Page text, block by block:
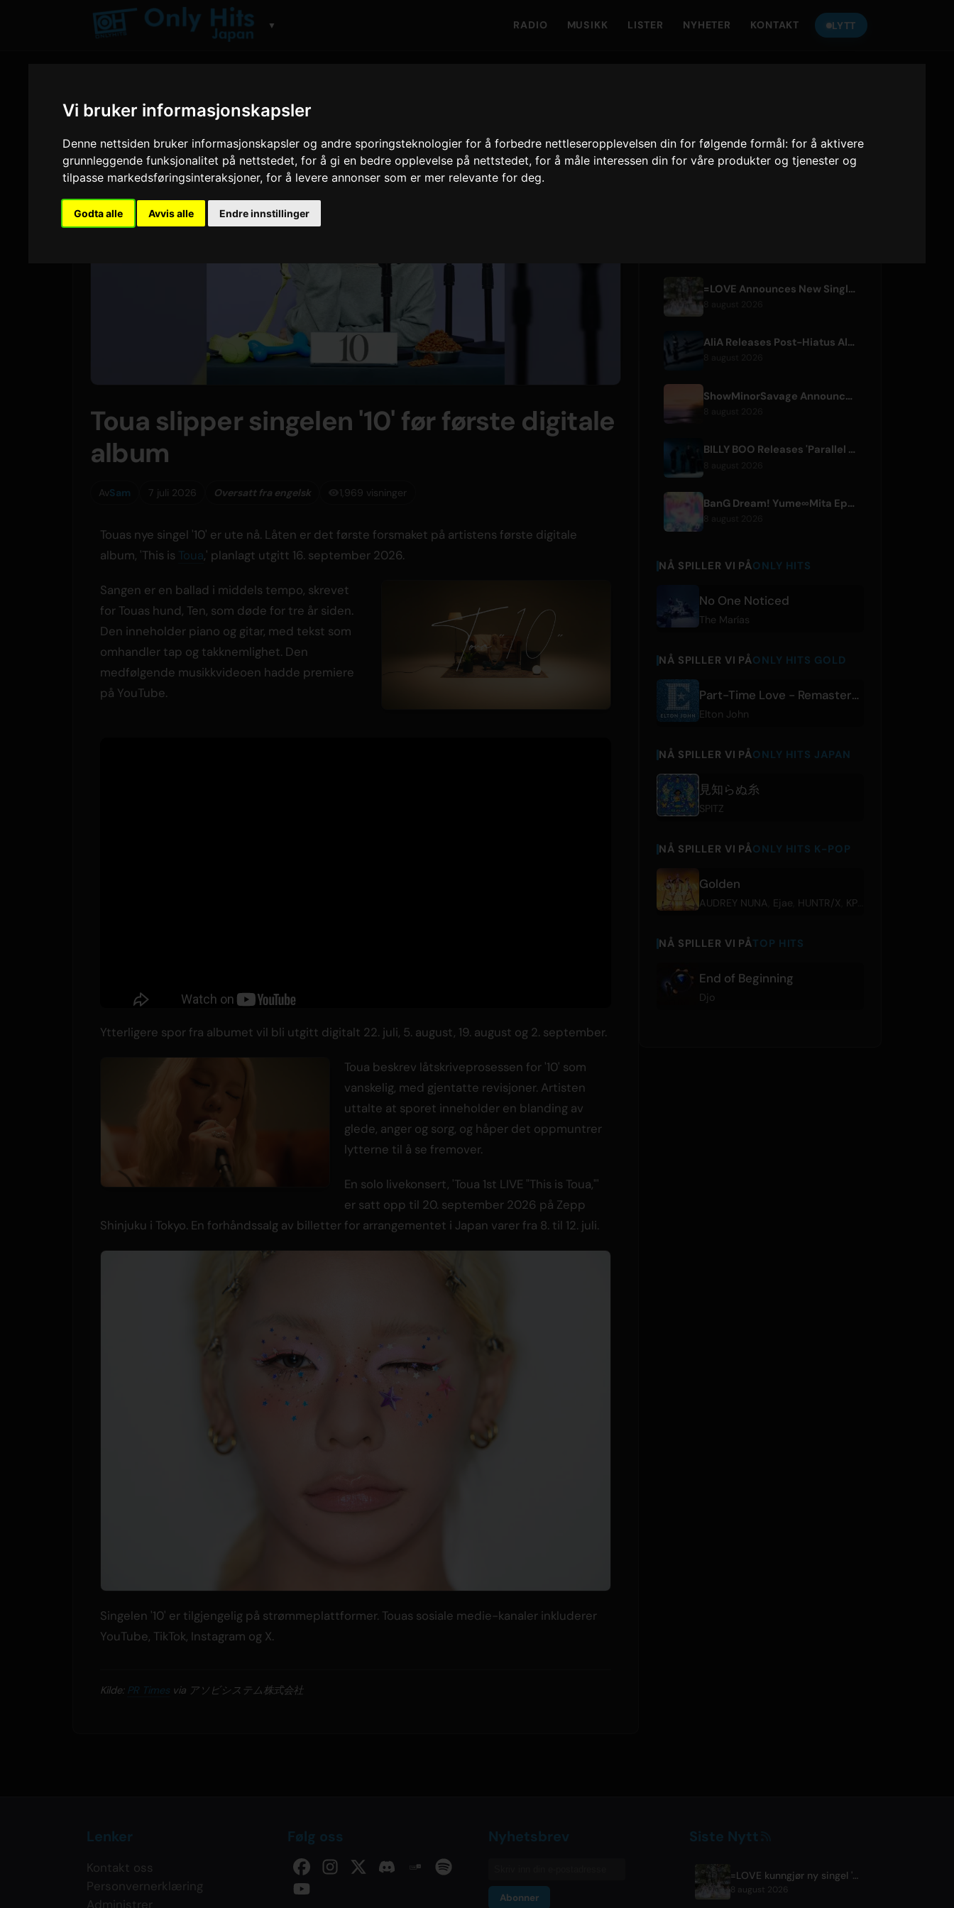
Vi bruker informasjonskapsler
Denne nettsiden bruker informasjonskapsler og andre sporingsteknologier for å forbedre nettleseropplevelsen din for følgende formål:for å aktivere
grunnleggende funksjonalitet på nettstedet,for å gi en bedre opplevelse på nettstedet,for å måle interessen din for våre produkter og tjenester og
tilpasse markedsføringsinteraksjoner,for å levere annonser som er mer relevante for deg.
Godta alle Avvis alle Endre innstillinger
▼ RADIO MUSIKK LISTER NYHETER KONTAKT LYTT
Toua slipper singelen '10' før første digitale
album
AvSam 7 juli 2026 Oversatt fra engelsk 1,969 visninger
Touas nye singel '10' er ute nå. Låten er det første forsmaket på artistens første digitale
album, 'This is Toua,' planlagt utgitt 16. september 2026.
Sangen er en ballad i middels tempo, skrevet
for Touas hund, Ten, som døde for tre år siden.
Den inneholder piano og gitar, med tekst som
omhandler tap og takknemlighet. Den
medfølgende musikkvideoen hadde premiere
på YouTube.
Ytterligere spor fra albumet vil bli utgitt digitalt 22. juli, 5. august, 19. august og 2. september.
Toua beskrev låtskriveprosessen for '10' som
vanskelig, med gjentatte revisjoner. Artisten
uttalte at sporet inneholder en blanding av
glede, anger og sorg, og håper det oppmuntrer
lytterne til å se fremover.
En solo livekonsert, 'Toua 1st LIVE "This is Toua,"'
er satt opp til 20. september 2026 på Zepp
Shinjuku i Tokyo. En forhåndssalg av billetter for arrangementet i Japan varer fra 8. til 12. juli.
Singelen '10' er tilgjengelig på strømmeplattformer. Touas sosiale medie-kanaler inkluderer
YouTube, TikTok, Instagram og X.
Kilde: PR Times via アソビシステム株式会社
Only Hits Japan
=LOVE Announces New Single 'Koi, Hajimemashita.' and Tokyo Dome Concerts
8 august 2026
AliA Releases Post-Hiatus Album 'mate', Announces Tokyo Live
ShowMinorSavage Announces New Digital Single 'Gradation'
BILLY BOO Releases 'Parallel Night-EP' Featuring TV Drama Theme Song
BanG Dream! Yume∞Mita Episode 8 Live Clip Released
NÅ SPILLER VI PÅONLY HITS
No One Noticed
The Marías
NÅ SPILLER VI PÅONLY HITS GOLD
Part-Time Love - Remastered
Elton John
NÅ SPILLER VI PÅONLY HITS JAPAN
見知らぬ糸
SPITZ
NÅ SPILLER VI PÅONLY HITS K-POP
Golden
AUDREY NUNA Ejae HUNTR/X KPop Demon Hunters Cast
NÅ SPILLER VI PÅTOP HITS
End of Beginning
Djo
Lenker
Kontakt oss
Personvernerklæring
Administrer
Følg oss Nyhetsbrev
Abonner
Siste Nytt
=LOVE kunngjør ny singel 'Koi, Hajimemashita.' og konserter på Tokyo Dome
8 august 2026